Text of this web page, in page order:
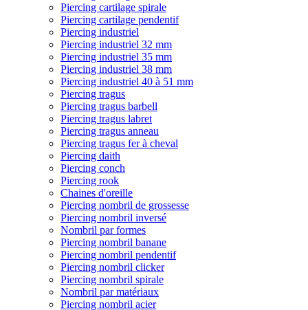
Piercing cartilage spirale
Piercing cartilage pendentif
Piercing industriel
Piercing industriel 32 mm
Piercing industriel 35 mm
Piercing industriel 38 mm
Piercing industriel 40 à 51 mm
Piercing tragus
Piercing tragus barbell
Piercing tragus labret
Piercing tragus anneau
Piercing tragus fer à cheval
Piercing daith
Piercing conch
Piercing rook
Chaines d'oreille
Piercing nombril de grossesse
Piercing nombril inversé
Nombril par formes
Piercing nombril banane
Piercing nombril pendentif
Piercing nombril clicker
Piercing nombril spirale
Nombril par matériaux
Piercing nombril acier